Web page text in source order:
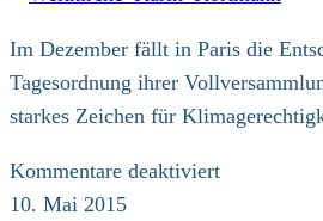
Im Dezember fällt in Paris die
Tagesordnung ihrer
starkes Zeichen für
Kommentare deaktiviertfür
10. Mai 2015